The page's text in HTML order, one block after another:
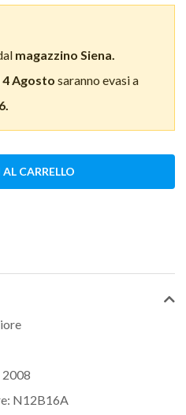
magazzino Siena.
4 Agosto saranno evasi a
CARRELLO
2008
N12B16A